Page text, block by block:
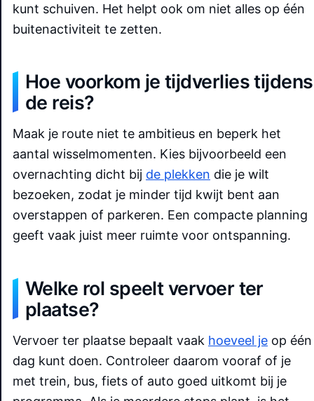
kunt schuiven. Het helpt ook om niet alles op één
buitenactiviteit te zetten.
Hoe voorkom je tijdverlies tijdens
de reis?
Maak je route niet te ambitieus en beperk het
aantal wisselmomenten. Kies bijvoorbeeld een
overnachting dicht bij de plekken die je wilt
bezoeken, zodat je minder tijd kwijt bent aan
overstappen of parkeren. Een compacte planning
geeft vaak juist meer ruimte voor ontspanning.
Welke rol speelt vervoer ter
plaatse?
Vervoer ter plaatse bepaalt vaak hoeveel je op één
dag kunt doen. Controleer daarom vooraf of je
met trein, bus, fiets of auto goed uitkomt bij je